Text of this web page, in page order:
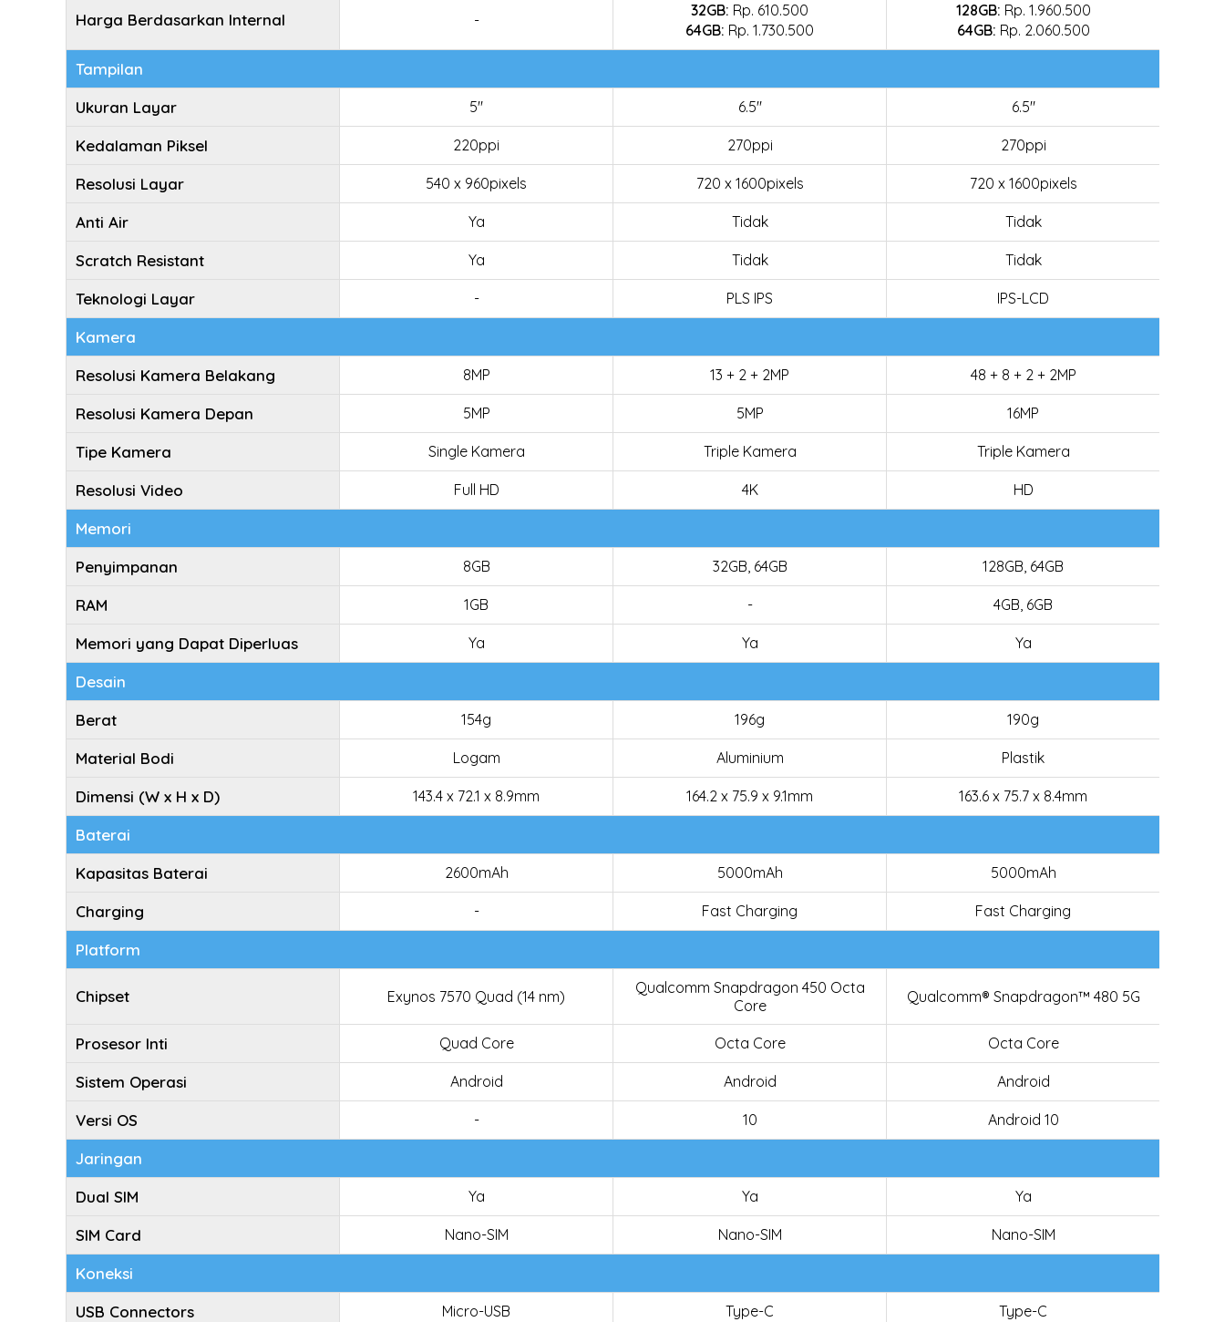
Harga Berdasarkan Internal -
32GB: Rp. 610.500
64GB: Rp. 1.730.500
128GB: Rp. 1.960.500
64GB: Rp. 2.060.500
Tampilan
Ukuran Layar
5" 6.5" 6.5"
Kedalaman Piksel 220ppi 270ppi 270ppi
Resolusi Layar 540 x 960pixels 720 x 1600pixels 720 x 1600pixels
Anti Air Ya Tidak Tidak
Scratch Resistant Ya Tidak Tidak
Teknologi Layar - PLS IPS IPS-LCD
Kamera
Resolusi Kamera Belakang
8MP 13 + 2 + 2MP 48 + 8 + 2 + 2MP
Resolusi Kamera Depan 5MP 5MP 16MP
Tipe Kamera Single Kamera Triple Kamera Triple Kamera
Resolusi Video Full HD 4K HD
Memori
Penyimpanan
8GB 32GB, 64GB 128GB, 64GB
RAM 1GB - 4GB, 6GB
Memori yang Dapat Diperluas Ya Ya Ya
Desain
Berat
154g 196g 190g
Material Bodi Logam Aluminium Plastik
Dimensi (W x H x D) 143.4 x 72.1 x 8.9mm 164.2 x 75.9 x 9.1mm 163.6 x 75.7 x 8.4mm
Baterai
Kapasitas Baterai
2600mAh 5000mAh 5000mAh
Charging - Fast Charging Fast Charging
Platform
Chipset Exynos 7570 Quad (14 nm)
Qualcomm Snapdragon 450 Octa
Core
Qualcomm® Snapdragon™ 480 5G
Prosesor Inti Quad Core Octa Core Octa Core
Sistem Operasi Android Android Android
Versi OS - 10 Android 10
Jaringan
Dual SIM
Ya Ya Ya
SIM Card Nano-SIM Nano-SIM Nano-SIM
Koneksi
USB Connectors
Micro-USB Type-C Type-C